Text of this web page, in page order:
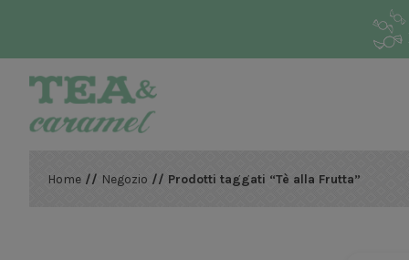
Home // Negozio // Prodotti taggati “Tè alla Frutta”